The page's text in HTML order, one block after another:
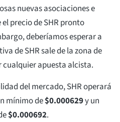
nuevas asociaciones e
precio de SHR pronto
deberíamos esperar a
de SHR sale de la zona de
apuesta alcista.
del mercado, SHR operará
mínimo de$0.000629y un
$0.000692.